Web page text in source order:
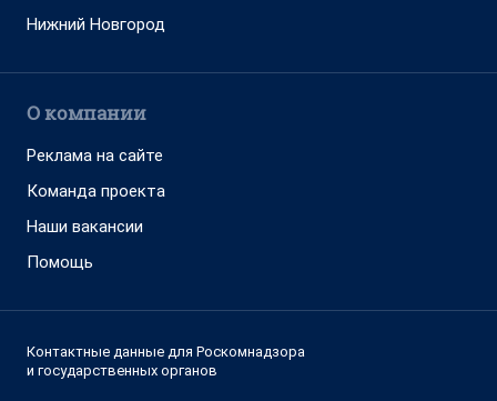
Нижний Новгород
О компании
Реклама на сайте
Команда проекта
Наши вакансии
Помощь
Контактные данные для Роскомнадзора
и государственных органов